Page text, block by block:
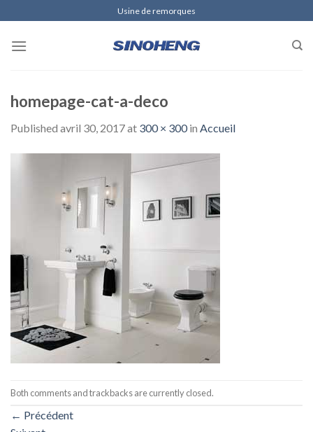
to
content
Usine de remorques
homepage-cat-a-deco
Published avril 30, 2017at 300 × 300in Accueil
Both comments and trackbacks are currently closed.
← Précédent